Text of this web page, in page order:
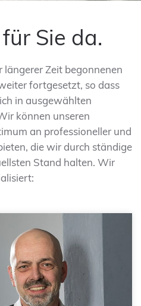
Sie da.
Zeit begonnenen
fortgesetzt, so dass
in ausgewählten
können unseren
an professioneller und
die wir durch ständige
Stand halten. Wir